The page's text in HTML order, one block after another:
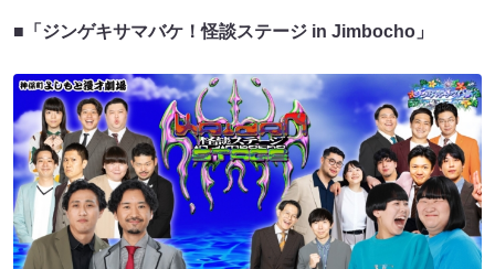
■「ジンゲキサマバケ！怪談ステージ in Jimbocho」